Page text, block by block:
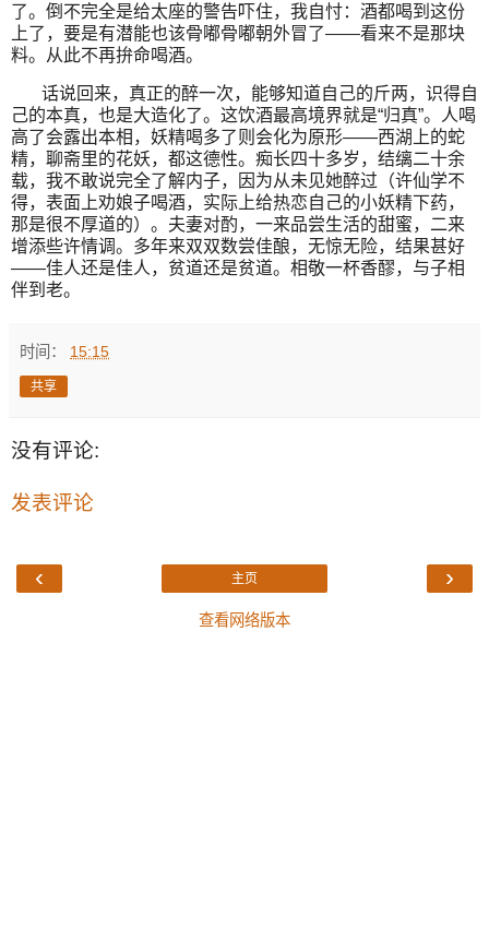
了。倒不完全是给太座的警告吓住，我自忖：酒都喝到这份
上了，要是有潜能也该骨嘟骨嘟朝外冒了——看来不是那块
料。从此不再拚命喝酒。
话说回来，真正的醉一次，能够知道自己的斤两，识得自
己的本真，也是大造化了。这饮酒最高境界就是“归真”。人喝
高了会露出本相，妖精喝多了则会化为原形——西湖上的蛇
精，聊斋里的花妖，都这德性。痴长四十多岁，结缡二十余
载，我不敢说完全了解内子，因为从未见她醉过（许仙学不
得，表面上劝娘子喝酒，实际上给热恋自己的小妖精下药，
那是很不厚道的）。夫妻对酌，一来品尝生活的甜蜜，二来
增添些许情调。多年来双双数尝佳酿，无惊无险，结果甚好
——佳人还是佳人，贫道还是贫道。相敬一杯香醪，与子相
伴到老。
时间： 15:15
共享
没有评论:
发表评论
‹ ›
主页
查看网络版本